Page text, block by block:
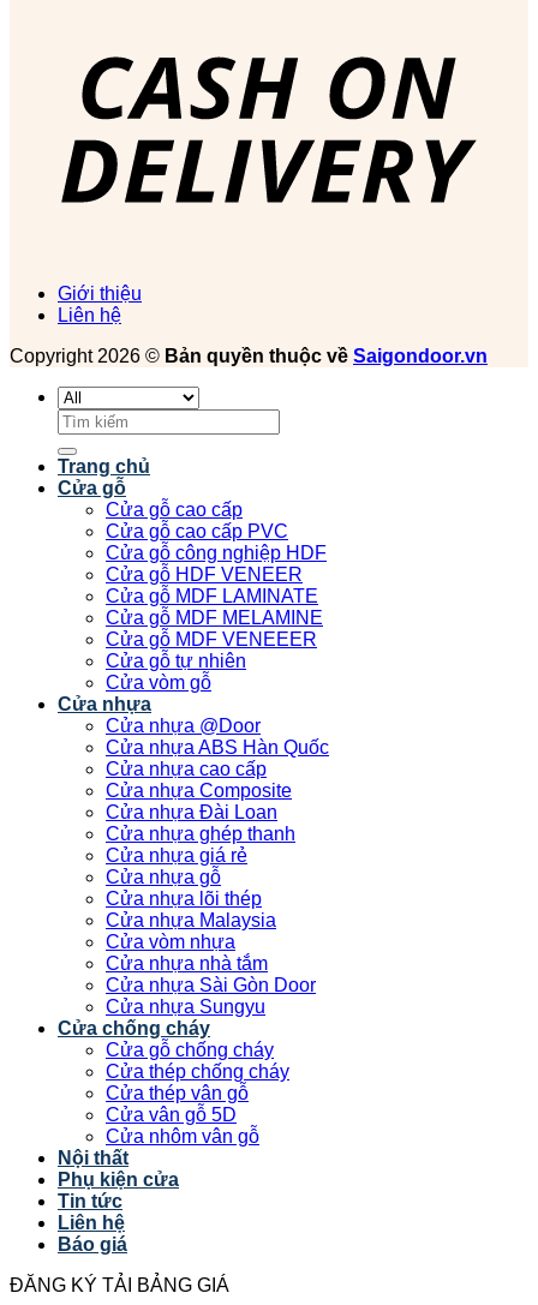
Giới thiệu
Liên hệ
Copyright 2026 © Bản quyền thuộc về Saigondoor.vn
Tìm
kiếm:
Trang chủ
Cửa gỗ
Cửa gỗ cao cấp
Cửa gỗ cao cấp PVC
Cửa gỗ công nghiệp HDF
Cửa gỗ HDF VENEER
Cửa gỗ MDF LAMINATE
Cửa gỗ MDF MELAMINE
Cửa gỗ MDF VENEEER
Cửa gỗ tự nhiên
Cửa vòm gỗ
Cửa nhựa
Cửa nhựa @Door
Cửa nhựa ABS Hàn Quốc
Cửa nhựa cao cấp
Cửa nhựa Composite
Cửa nhựa Đài Loan
Cửa nhựa ghép thanh
Cửa nhựa giá rẻ
Cửa nhựa gỗ
Cửa nhựa lõi thép
Cửa nhựa Malaysia
Cửa vòm nhựa
Cửa nhựa nhà tắm
Cửa nhựa Sài Gòn Door
Cửa nhựa Sungyu
Cửa chống cháy
Cửa gỗ chống cháy
Cửa thép chống cháy
Cửa thép vân gỗ
Cửa vân gỗ 5D
Cửa nhôm vân gỗ
Nội thất
Phụ kiện cửa
Tin tức
Liên hệ
Báo giá
ĐĂNG KÝ TẢI BẢNG GIÁ